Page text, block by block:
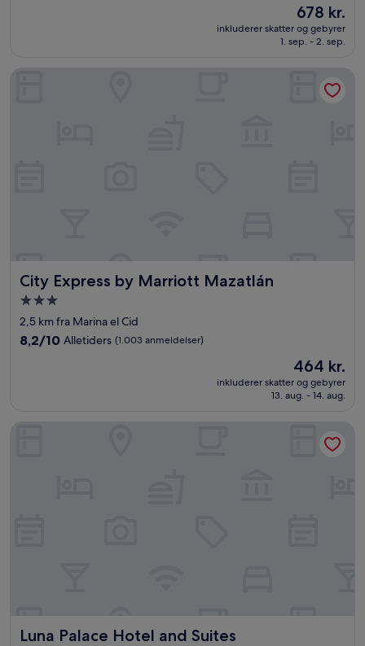
anmeldelser)
Prisen
678 kr.
678 kr.
inkluderer skatter og gebyrer
1. sep. - 2. sep.
City Express by Marriott Mazatlán
City Express by Marriott Mazatlán
3.0-
stjernet
overnatningssted
2,5 km fra Marina el Cid
8.2
anmeldelser)
8,2/10 Alletiders (1.003 anmeldelser)
Prisen
er
464 kr.
464 kr.
inkluderer skatter og gebyrer
13. aug. - 14. aug.
City Express by Marriott Mazatlán
Luna Palace Hotel and Suites
Luna Palace Hotel and Suites